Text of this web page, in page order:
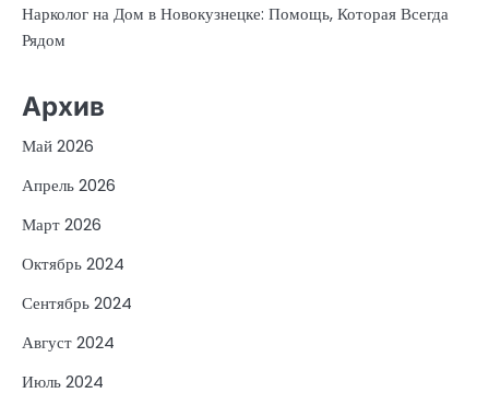
Нарколог на Дом в Новокузнецке: Помощь, Которая Всегда
Рядом
Архив
Май 2026
Апрель 2026
Март 2026
Октябрь 2024
Сентябрь 2024
Август 2024
Июль 2024